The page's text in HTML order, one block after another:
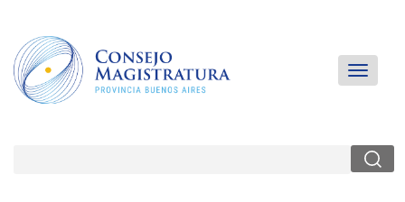
contenido
principal
MainToggle